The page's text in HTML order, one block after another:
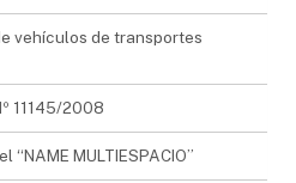
vehículos de transportes
11145/2008
MULTIESPACIO”